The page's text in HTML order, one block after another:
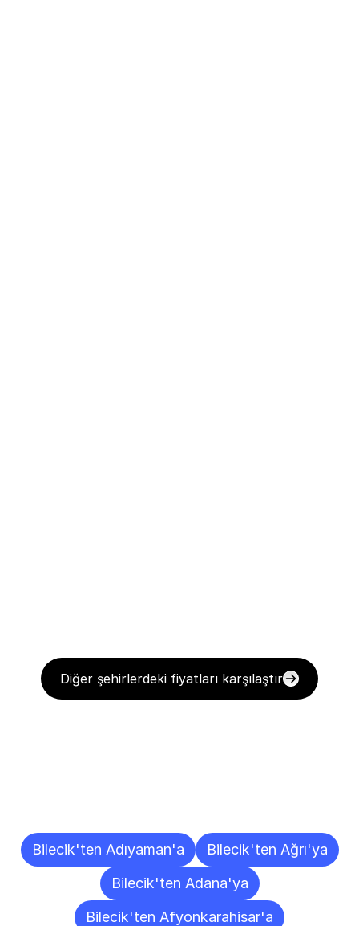
Diğer şehirlerdeki fiyatları karşılaştır
Bilecik'ten Adıyaman'a
Bilecik'ten Ağrı'ya
Bilecik'ten Adana'ya
Bilecik'ten Afyonkarahisar'a